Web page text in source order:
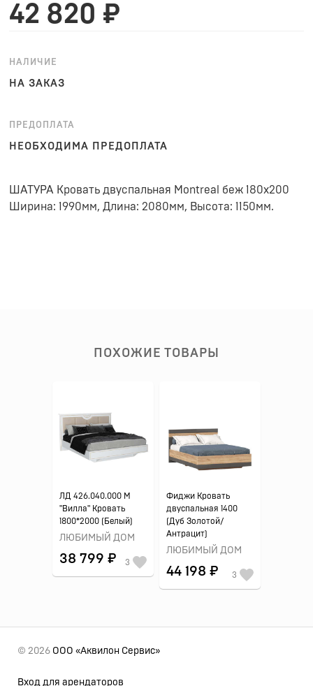
42 820 ₽
НАЛИЧИЕ
НА ЗАКАЗ
ПРЕДОПЛАТА
НЕОБХОДИМА ПРЕДОПЛАТА
ШАТУРА Кровать двуспальная Montreal беж 180х200
Ширина: 1990мм, Длина: 2080мм, Высота: 1150мм.
ПОХОЖИЕ ТОВАРЫ
ЛД 426.040.000 М
"Вилла" Кровать
1800*2000 (Белый)
ЛЮБИМЫЙ ДОМ
38 799 ₽ 3
Фиджи Кровать
двуспальная 1400
(Дуб Золотой/
Антрацит)
ЛЮБИМЫЙ ДОМ
44 198 ₽ 3
© 2026 ООО «Аквилон Сервис»
Вход для арендаторов